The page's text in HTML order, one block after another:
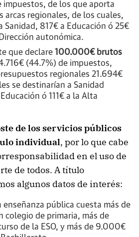
impuestos, de los que aporta
arcas regionales, de los cuales,
Sanidad, 817€ a Educación ó 25€
autonómica.
que declare 100.000€ brutos
(44.7%) de impuestos,
regionales 21.694€
se destinarían a Sanidad
ó 111€ a la Alta
de los servicios públicos
individual, por lo que cabe
en el uso de
de todos. A título
algunos datos de interés:
enseñanza pública cuesta más de
colegio de primaria, más de
de la ESO, y más de 9.000€